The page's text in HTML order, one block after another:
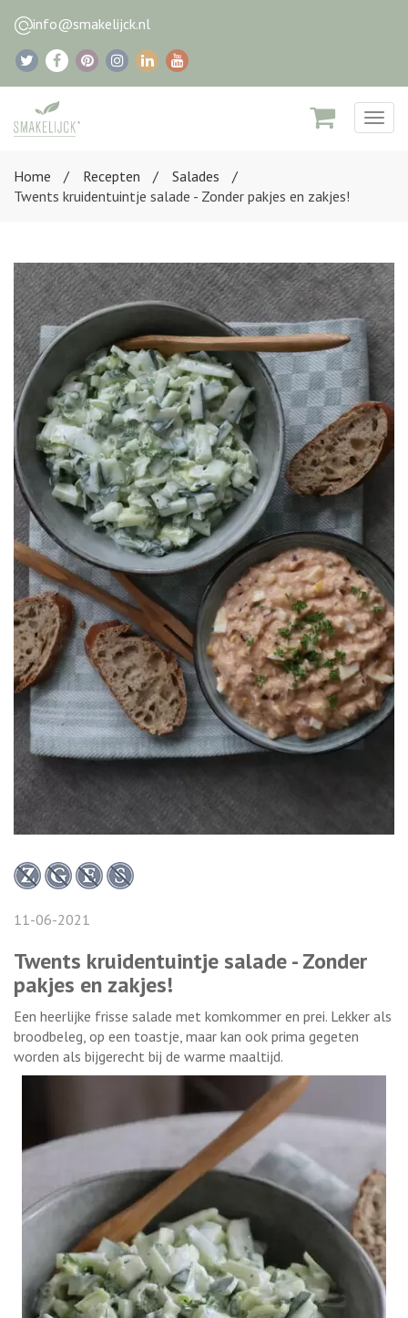
info@smakelijck.nl
Home
Recepten
Salades
Twents kruidentuintje salade - Zonder pakjes en zakjes!
11-06-2021
Twents kruidentuintje salade - Zonder
pakjes en zakjes!
Een heerlijke frisse salade met komkommer en prei. Lekker als
broodbeleg, op een toastje, maar kan ook prima gegeten
worden als bijgerecht bij de warme maaltijd.